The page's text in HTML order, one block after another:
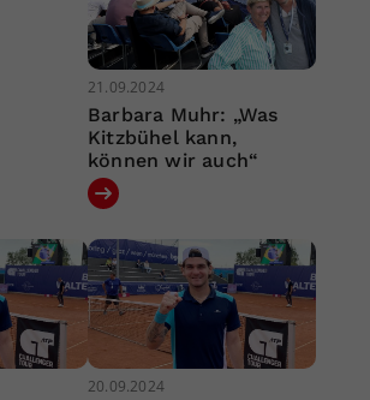
21.09.2024
Barbara Muhr: „Was
Kitzbühel kann,
können wir auch“
20.09.2024